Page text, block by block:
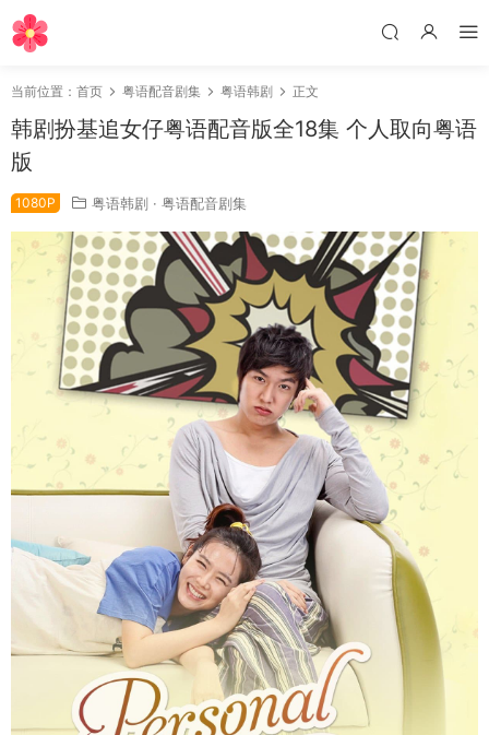
当前位置： 首页 粤语配音剧集 粤语韩剧 正文
韩剧扮基追女仔粤语配音版全18集 个人取向粤语
版
1080P 粤语韩剧 · 粤语配音剧集